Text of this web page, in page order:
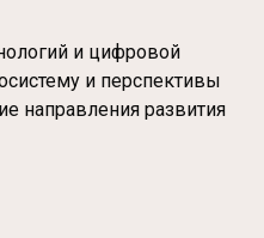
и цифровой
и перспективы
направления развития